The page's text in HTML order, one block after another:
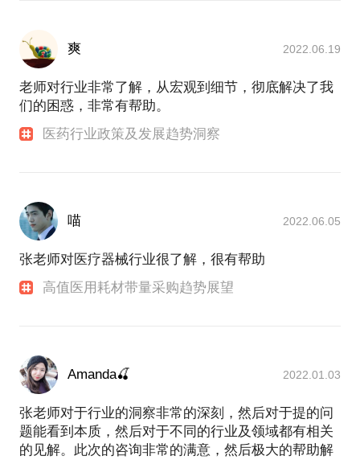
爽 2022.06.19
老师对行业非常了解，从宏观到细节，彻底解决了我
们的困惑，非常有帮助。
医药行业政策及发展趋势洞察
喵 2022.06.05
张老师对医疗器械行业很了解，很有帮助
高值医用耗材带量采购趋势展望
Amanda🍒 2022.01.03
张老师对于行业的洞察非常的深刻，然后对于提的问
题能看到本质，然后对于不同的行业及领域都有相关
的见解。此次的咨询非常的满意，然后极大的帮助解